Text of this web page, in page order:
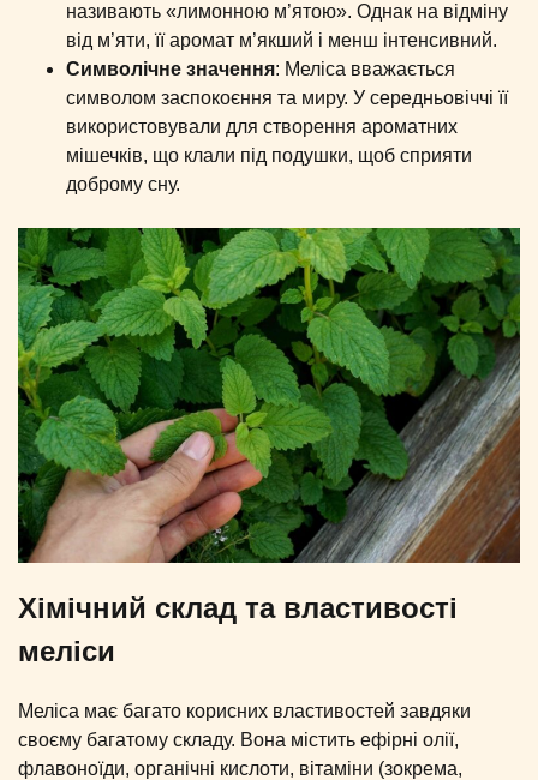
називають «лимонною м’ятою». Однак на відміну
від м’яти, її аромат м’якший і менш інтенсивний.
Символічне значення: Меліса вважається
символом заспокоєння та миру. У середньовіччі її
використовували для створення ароматних
мішечків, що клали під подушки, щоб сприяти
доброму сну.
Хімічний склад та властивості
меліси
Меліса має багато корисних властивостей завдяки
своєму багатому складу. Вона містить ефірні олії,
флавоноїди, органічні кислоти, вітаміни (зокрема,